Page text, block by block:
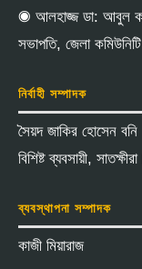
◉ আলহাজ্জ ডা: আবুল
সভাপতি, জেলা কমিউনিটি
নির্বাহী সম্পাদক
সৈয়দ জাকির হোসেন বনি
বিশিষ্ট ব্যবসায়ী,
ব্যবস্থাপনা সম্পাদক
কাজী মিয়ারাজ